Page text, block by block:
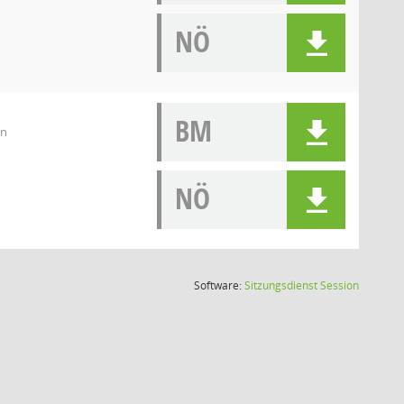
NÖ
BM
NÖ
Software:SitzungsdienstSession(Wird in